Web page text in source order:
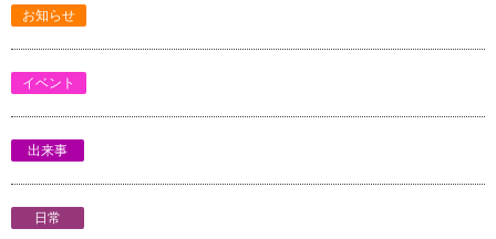
お知らせ
イベント
出来事
日常